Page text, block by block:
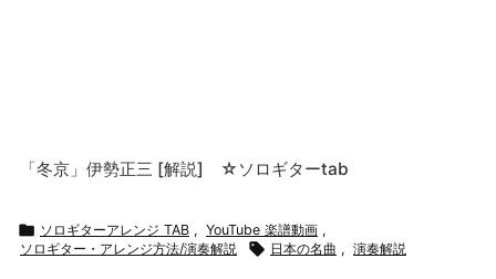
「冬京」伊勢正三 [解説] ☆ソロギターtab
 ソロギターアレンジ TAB , YouTube 楽譜動画 ,
ソロギター・アレンジ方法/演奏解説
 日本の名曲 , 演奏解説